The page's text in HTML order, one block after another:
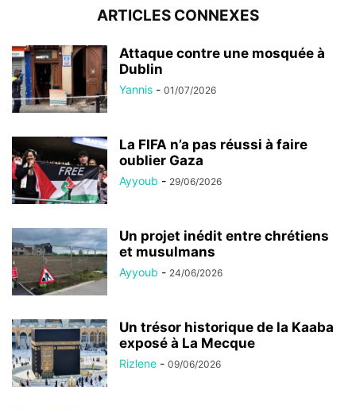
ARTICLES CONNEXES
Attaque contre une mosquée à
Dublin
Yannis - 01/07/2026
La FIFA n’a pas réussi à faire
oublier Gaza
Ayyoub - 29/06/2026
Un projet inédit entre chrétiens
et musulmans
Ayyoub - 24/06/2026
Un trésor historique de la Kaaba
exposé à La Mecque
Rizlene - 09/06/2026